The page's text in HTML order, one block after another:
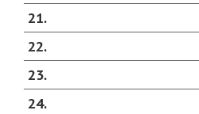
21
22
23
24